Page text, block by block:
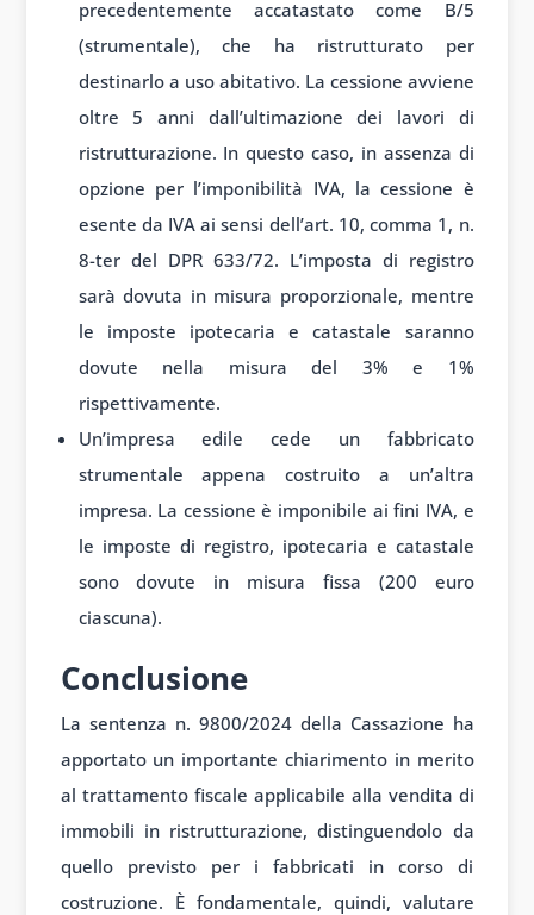
precedentemente accatastato come B/5
(strumentale), che ha ristrutturato per
destinarlo a uso abitativo. La cessione avviene
oltre 5 anni dall’ultimazione dei lavori di
ristrutturazione. In questo caso, in assenza di
opzione per l’imponibilità IVA, la cessione è
esente da IVA ai sensi dell’art. 10, comma 1, n.
8-ter del DPR 633/72. L’imposta di registro
sarà dovuta in misura proporzionale, mentre
le imposte ipotecaria e catastale saranno
dovute nella misura del 3% e 1%
rispettivamente.
Un’impresa edile cede un fabbricato
strumentale appena costruito a un’altra
impresa. La cessione è imponibile ai fini IVA, e
le imposte di registro, ipotecaria e catastale
sono dovute in misura fissa (200 euro
ciascuna).
Conclusione
La sentenza n. 9800/2024 della Cassazione ha
apportato un importante chiarimento in merito
al trattamento fiscale applicabile alla vendita di
immobili in ristrutturazione, distinguendolo da
quello previsto per i fabbricati in corso di
costruzione. È fondamentale, quindi, valutare